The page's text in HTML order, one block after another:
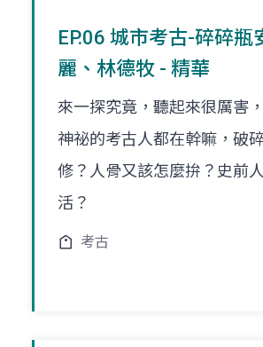
EP.06 城市考古-碎碎瓶
麗、林德牧 - 精華
來一探究竟，聽起來很厲害
神祕的考古人都在幹嘛，破
修？人骨又該怎麼拚？史前
活？
考古